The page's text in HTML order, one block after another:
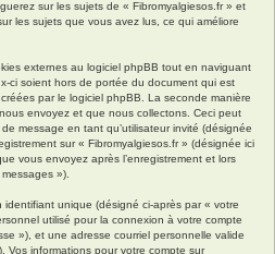
sur les sujets de « Fibromyalgiesos.fr » et
les sujets que vous avez lus, ce qui améliore
externes au logiciel phpBB tout en naviguant
ci soient hors de portée du document qui est
par le logiciel phpBB. La seconde manière
envoyez et que nous collectons. Ceci peut
message en tant qu’utilisateur invité (désignée
sur « Fibromyalgiesos.fr » (désignée ici
vous envoyez après l’enregistrement et lors
»).
unique (désigné ci-après par « votre
utilisé pour la connexion à votre compte
»), et une adresse courriel personnelle valide
Vos informations pour votre compte sur